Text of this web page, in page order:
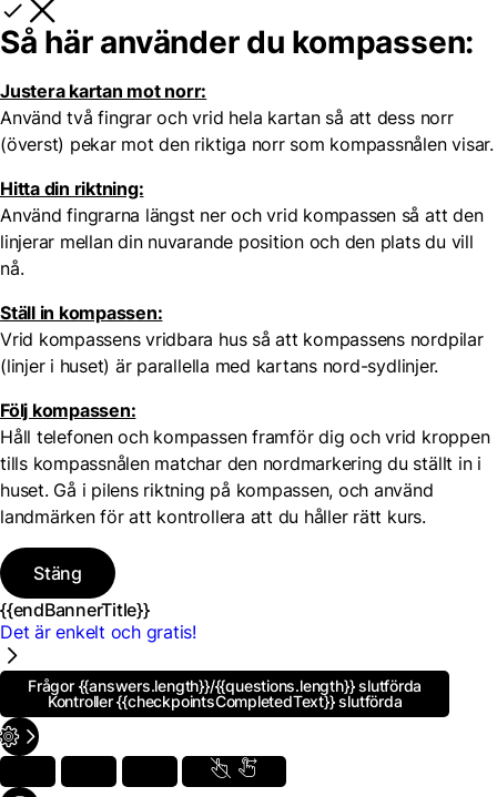
Så här använder du kompassen:
Justera kartan mot norr:
Använd två fingrar och vrid hela kartan så att dess norr
(överst) pekar mot den riktiga norr som kompassnålen visar.
Hitta din riktning:
Använd fingrarna längst ner och vrid kompassen så att den
linjerar mellan din nuvarande position och den plats du vill
nå.
Ställ in kompassen:
Vrid kompassens vridbara hus så att kompassens nordpilar
(linjer i huset) är parallella med kartans nord-sydlinjer.
Följ kompassen:
Håll telefonen och kompassen framför dig och vrid kroppen
tills kompassnålen matchar den nordmarkering du ställt in i
huset. Gå i pilens riktning på kompassen, och använd
landmärken för att kontrollera att du håller rätt kurs.
Stäng
{{endBannerTitle}}
Det är enkelt och gratis!
Frågor {{answers.length}}/{{questions.length}} slutförda
Kontroller {{checkpointsCompletedText}} slutförda